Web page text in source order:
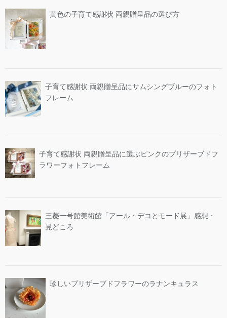
黄色の子育て感謝状 両親贈呈品の選び方
子育て感謝状 両親贈呈品にサムシングブルーのフォト
フレーム
子育て感謝状 両親贈呈品に選ぶピンクのプリザーブドフ
ラワーフォトフレーム
三菱一号館美術館「アール・デコとモード展」感想・
見どころ
珍しいプリザーブドフラワーのラナンキュラス